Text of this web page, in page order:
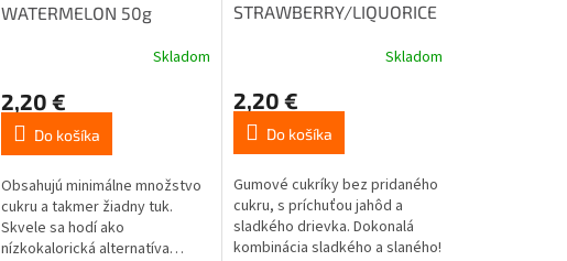
WATERMELON 50g
Skladom
2,20 €
Do košíka
Obsahujú minimálne množstvo
cukru a takmer žiadny tuk.
Skvele sa hodí ako
nízkokalorická alternatíva
STRAWBERRY/LIQUORICE
Skladom
2,20 €
Do košíka
Gumové cukríky bez pridaného
cukru, s príchuťou jahôd a
sladkého drievka. Dokonalá
kombinácia sladkého a slaného!